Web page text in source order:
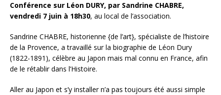
Conférence sur Léon DURY, par Sandrine CHABRE,
vendredi 7 juin à 18h30, au local de l’association.
Sandrine CHABRE, historienne {de l’art}, spécialiste de l’histoire
de la Provence, a travaillé sur la biographie de Léon Dury
(1822-1891), célèbre au Japon mais mal connu en France, afin
de le rétablir dans l’Histoire.
Aller au Japon et s’y installer n’a pas toujours été aussi simple